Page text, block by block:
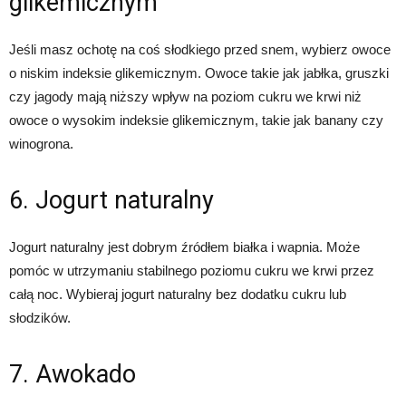
Jeśli masz ochotę na coś słodkiego przed snem, wybierz owoce
o niskim indeksie glikemicznym. Owoce takie jak jabłka, gruszki
czy jagody mają niższy wpływ na poziom cukru we krwi niż
owoce o wysokim indeksie glikemicznym, takie jak banany czy
winogrona.
6. Jogurt naturalny
Jogurt naturalny jest dobrym źródłem białka i wapnia. Może
pomóc w utrzymaniu stabilnego poziomu cukru we krwi przez
całą noc. Wybieraj jogurt naturalny bez dodatku cukru lub
słodzików.
7. Awokado